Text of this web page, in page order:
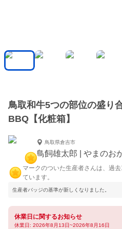
鳥取和牛5つの部位の盛り
BBQ【化粧箱】
鳥取県倉吉市
鳥飼雄太郎 | やまのお
マークのついた生産者さんは、過
ています。
生産者バッジの基準が新しくなりました。
休業日に関するお知らせ
休業日: 2026年8月13日~2026年8月16日